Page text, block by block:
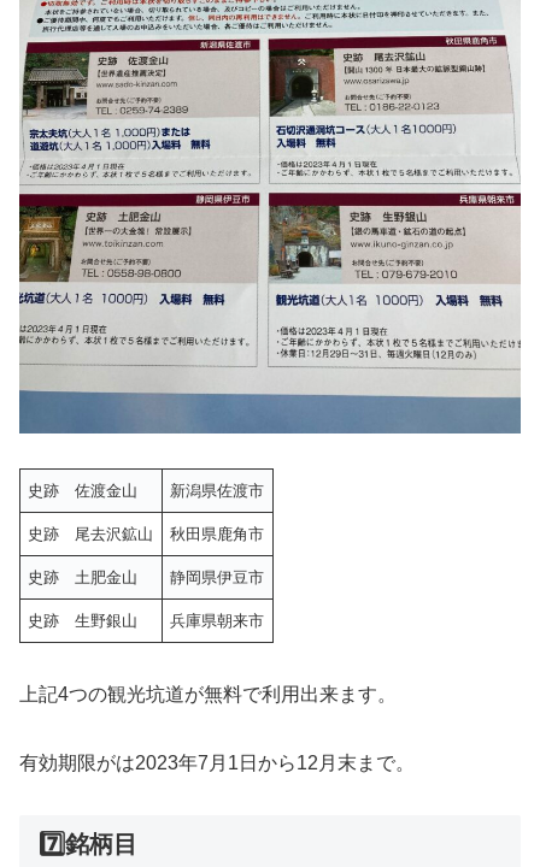
史跡 佐渡金山 新潟県佐渡市
史跡 尾去沢鉱山 秋田県鹿角市
史跡 土肥金山 静岡県伊豆市
史跡 生野銀山 兵庫県朝来市
上記4つの観光坑道が無料で利用出来ます。
有効期限がは2023年7月1日から12月末まで。
7️⃣銘柄目